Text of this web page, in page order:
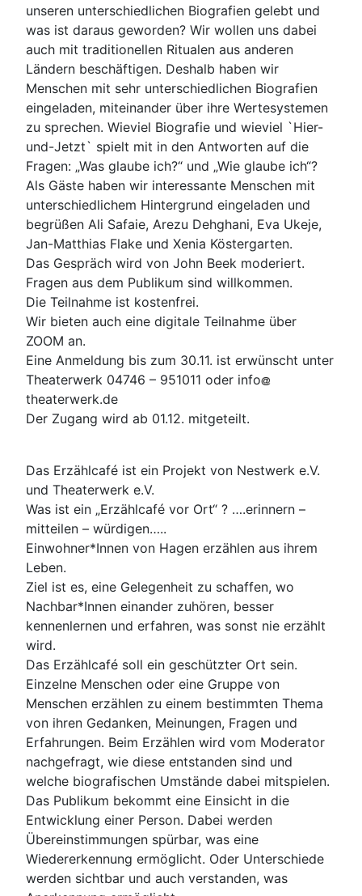
unseren unterschiedlichen Biografien gelebt und
was ist daraus geworden? Wir wollen uns dabei
auch mit traditionellen Ritualen aus anderen
Ländern beschäftigen. Deshalb haben wir
Menschen mit sehr unterschiedlichen Biografien
eingeladen, miteinander über ihre Wertesystemen
zu sprechen. Wieviel Biografie und wieviel `Hier-
und-Jetzt` spielt mit in den Antworten auf die
Fragen: „Was glaube ich?“ und „Wie glaube ich“?
Als Gäste haben wir interessante Menschen mit
unterschiedlichem Hintergrund eingeladen und
begrüßen Ali Safaie, Arezu Dehghani, Eva Ukeje,
Jan-Matthias Flake und Xenia Köstergarten.
Das Gespräch wird von John Beek moderiert.
Fragen aus dem Publikum sind willkommen.
Die Teilnahme ist kostenfrei.
Wir bieten auch eine digitale Teilnahme über
ZOOM an.
Eine Anmeldung bis zum 30.11. ist erwünscht unter
Theaterwerk 04746 – 951011 oder info
theaterwerk.de
Der Zugang wird ab 01.12. mitgeteilt.
Das Erzählcafé ist ein Projekt von Nestwerk e.V.
und Theaterwerk e.V.
Was ist ein „Erzählcafé vor Ort“ ? ….erinnern –
mitteilen – würdigen…..
Einwohner*Innen von Hagen erzählen aus ihrem
Leben.
Ziel ist es, eine Gelegenheit zu schaffen, wo
Nachbar*Innen einander zuhören, besser
kennenlernen und erfahren, was sonst nie erzählt
wird.
Das Erzählcafé soll ein geschützter Ort sein.
Einzelne Menschen oder eine Gruppe von
Menschen erzählen zu einem bestimmten Thema
von ihren Gedanken, Meinungen, Fragen und
Erfahrungen. Beim Erzählen wird vom Moderator
nachgefragt, wie diese entstanden sind und
welche biografischen Umstände dabei mitspielen.
Das Publikum bekommt eine Einsicht in die
Entwicklung einer Person. Dabei werden
Übereinstimmungen spürbar, was eine
Wiedererkennung ermöglicht. Oder Unterschiede
werden sichtbar und auch verstanden, was